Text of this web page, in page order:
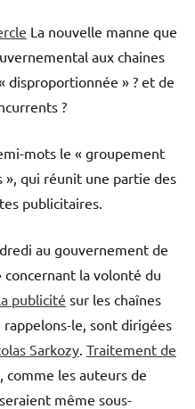
La nouvelle manne que
aux chaines
disproportionnée » ? et de
?
mots le « groupement
», qui réunit une partie des
publicitaires.
au gouvernement de
concernant la volonté du
publicité sur les chaînes
le, sont dirigées
Sarkozy Traitement de
comme les auteurs de
même sous-